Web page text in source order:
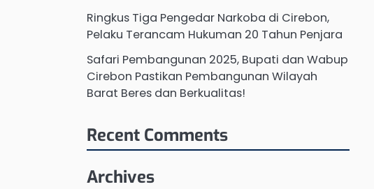
Ringkus Tiga Pengedar Narkoba di Cirebon,
Pelaku Terancam Hukuman 20 Tahun Penjara
Safari Pembangunan 2025, Bupati dan Wabup
Cirebon Pastikan Pembangunan Wilayah
Barat Beres dan Berkualitas!
Recent Comments
Archives